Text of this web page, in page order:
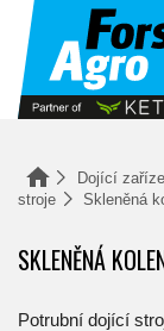
Dojící
stroje
Skleněná
SKLENĚNÁ
Potrubní dojící